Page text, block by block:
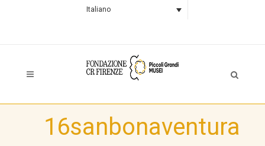
Italiano
16sanbonaventura